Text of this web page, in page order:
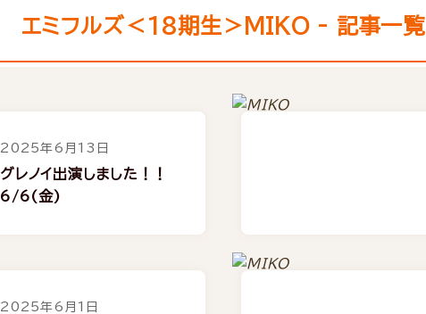
エミフルズ＜18期生＞MIKO - 記事一覧
2025年6月13日
グレノイ出演しました！！
6/6(金)
2025年6月1日